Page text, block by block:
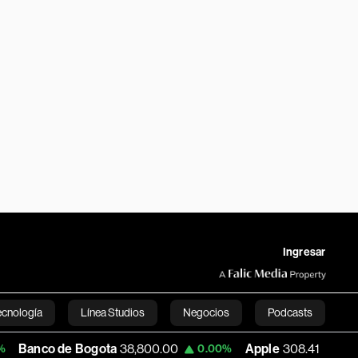
Ingresar
Línea Studios Negocios Podcasts
English
Bogota 38,800.00 0.00% Apple 308.41 -0.27%